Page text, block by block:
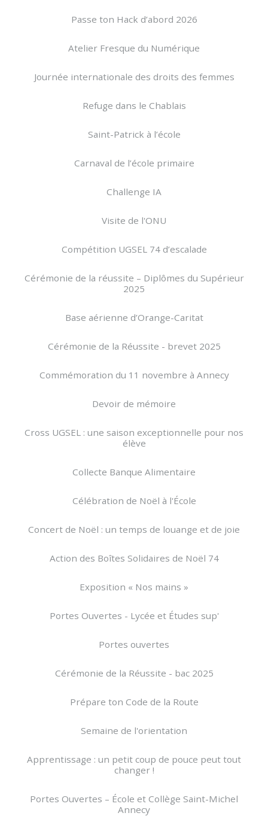
Passe ton Hack d’abord 2026
Atelier Fresque du Numérique
Journée internationale des droits des femmes
Refuge dans le Chablais
Saint-Patrick à l’école
Carnaval de l’école primaire
Challenge IA
Visite de l'ONU
Compétition UGSEL 74 d’escalade
Cérémonie de la réussite – Diplômes du Supérieur
2025
Base aérienne d’Orange-Caritat
Cérémonie de la Réussite - brevet 2025
Commémoration du 11 novembre à Annecy
Devoir de mémoire
Cross UGSEL : une saison exceptionnelle pour nos
élève
Collecte Banque Alimentaire
Célébration de Noël à l'École
Concert de Noël : un temps de louange et de joie
Action des Boîtes Solidaires de Noël 74
Exposition « Nos mains »
Portes Ouvertes - Lycée et Études sup'
Portes ouvertes
Cérémonie de la Réussite - bac 2025
Prépare ton Code de la Route
Semaine de l'orientation
Apprentissage : un petit coup de pouce peut tout
changer !
Portes Ouvertes – École et Collège Saint-Michel
Annecy